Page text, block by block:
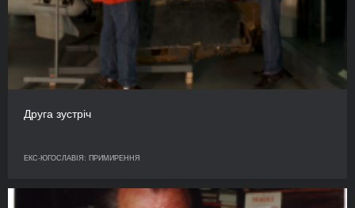
Друга зустріч
ЕКС-ЮГОСЛАВІЯ: ПРИМИРЕННЯ